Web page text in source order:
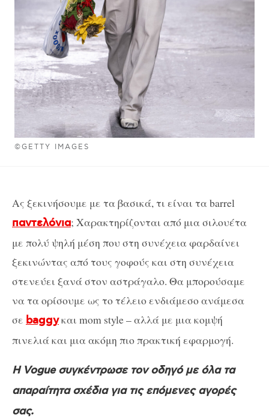
©GETTY IMAGES
Ας ξεκινήσουμε με τα βασικά, τι είναι τα barrel
παντελόνια; Χαρακτηρίζονται από μια σιλουέτα
με πολύ ψηλή μέση που στη συνέχεια φαρδαίνει
ξεκινώντας από τους γοφούς και στη συνέχεια
στενεύει ξανά στον αστράγαλο. Θα μπορούσαμε
να τα ορίσουμε ως το τέλειο ενδιάμεσο ανάμεσα
σε baggyκαι mom style – αλλά με μια κομψή
πινελιά και μια ακόμη πιο πρακτική εφαρμογή.
Η Vogue συγκέντρωσε τον οδηγό με όλα τα
απαραίτητα σχέδια για τις επόμενες αγορές
σας.